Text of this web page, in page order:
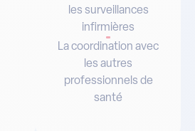
les surveillances
infirmières
La coordination avec
les autres
professionnels de
santé